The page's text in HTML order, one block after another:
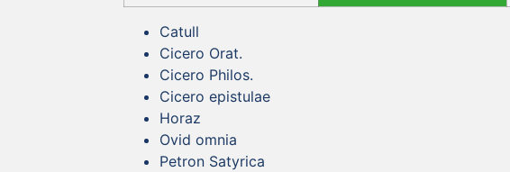
Catull
Cicero Orat.
Cicero Philos.
Cicero epistulae
Horaz
Ovid omnia
Petron Satyrica